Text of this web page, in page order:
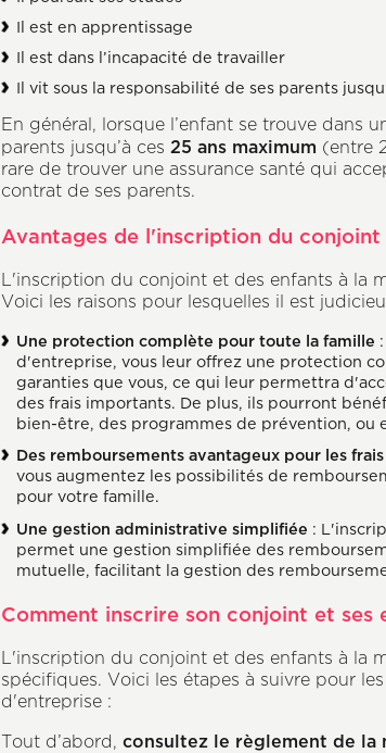
Axeptio consent
Il est en apprentissage
Il est dans l’incapacité de travailler
Il vit sous la responsabilité de ses parents
En général, lorsque l’enfant se trouve dans
parents jusqu’à ces 25 ans maximum (entre
rare de trouver une assurance santé qui
contrat de ses parents.
Avantages de l'inscription du
L'inscription du conjoint et des enfants à la
Voici les raisons pour lesquelles il est
Une protection complète pour toute la famille
d'entreprise, vous leur offrez une protection
garanties que vous, ce qui leur permettra
des frais importants. De plus, ils pourront
bien-être, des programmes de prévention, ou
Des remboursements avantageux pour les
vous augmentez les possibilités de
pour votre famille.
Une gestion administrative simplifiée :
permet une gestion simplifiée des
mutuelle, facilitant la gestion des
Comment inscrire son conjoint et ses
L'inscription du conjoint et des enfants à la
spécifiques. Voici les étapes à suivre pour
d'entreprise :
Tout d’abord,consultez le règlement de la